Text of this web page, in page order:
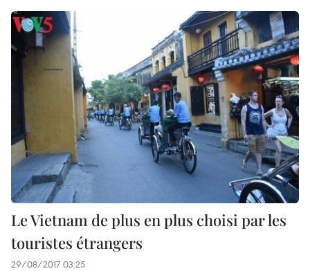
Le Vietnam de plus en plus choisi par les
touristes étrangers
29/08/2017 03:25